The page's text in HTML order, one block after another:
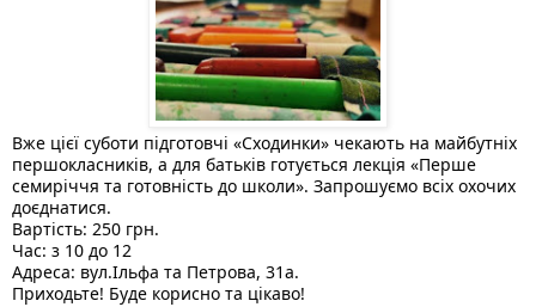
Вже цієї суботи підготовчі «Сходинки» чекають на майбутніх
першокласників, а для батьків готується лекція «Перше
семиріччя та готовність до школи». Запрошуємо всіх охочих
доєднатися.
Вартість: 250 грн.
Час: з 10 до 12
Адреса: вул.Ільфа та Петрова, 31а.
Приходьте! Буде корисно та цікаво!